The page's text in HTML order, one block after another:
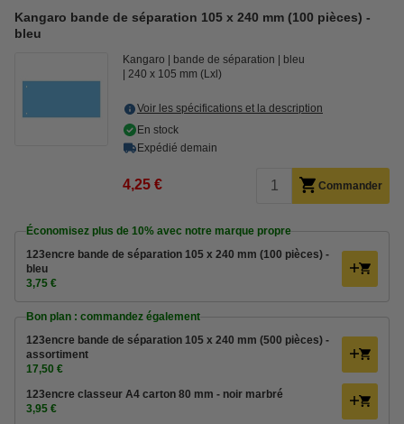
Kangaro bande de séparation 105 x 240 mm (100 pièces) -
bleu
Kangaro bande de séparation
bleu
240 x 105 mm (Lxl)
Voir les spécifications et la description
En stock
Expédié demain
4,25 € Commander
Économisez plus de 10% avec notre marque propre
123encre bande de séparation 105 x 240 mm (100 pièces) -
bleu
3,75 €
Bon plan : commandez également
123encre bande de séparation 105 x 240 mm (500 pièces) -
assortiment
17,50 €
123encre classeur A4 carton 80 mm - noir marbré
3,95 €